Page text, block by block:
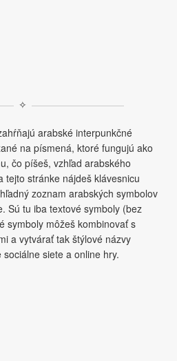
✧
arabské interpunkčné
na písmená, ktoré fungujú ako
čo píšeš, vzhľad arabského
zoznam arabských symbolov
Sú tu iba textové symboly (bez
symboly môžeš kombinovať s
a vytvárať tak štýlové názvy
siete a online hry.